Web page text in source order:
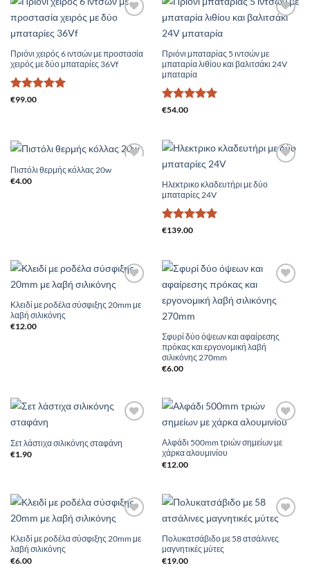
Πριόνι χειρός 6 ιντσών με προστασία
χειρός με δύο μπαταρίες 36Vf
Βαθμολογήθηκε
€99.00
Πριόνι μπαταρίας 5 ιντσών με
μπαταρία λιθίου και βαλιτσάκι 24V
μπαταρία
Βαθμολογήθηκε
€54.00
Πιστόλι θερμής κόλλας 20w
€4.00
Ηλεκτρικο κλαδευτήρι με δύο
μπαταρίες 24V
Βαθμολογήθηκε
€139.00
Κλειδί με ροδέλα σύσφιξης 20mm με
λαβή σιλικόνης
€12.00
Wishlist
Σφυρί δύο όψεων και αφαίρεσης
πρόκας και εργονομική λαβή
σιλικόνης 270mm
€6.00
Σετ λάστιχα σιλικόνης σταφάνη
€1.90
Αλφάδι 500mm τριών σημείων με
χάρκα αλουμινίου
€12.00
Wishlist
Κλειδί με ροδέλα σύσφιξης 20mm με
λαβή σιλικόνης
€6.00
Add to
Πολυκατσάβιδο με 58 ατσάλινες
μαγνητικές μύτες
€19.00